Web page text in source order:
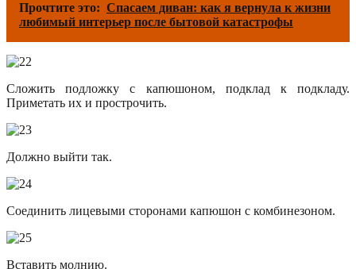
Прочтите это: Спасаем диван: как я вернула к жизни
любимый интерьер после бытовой катастрофы
Сложить подложку с капюшоном, подклад к подкладу.
Приметать их и прострочить.
Должно выйти так.
Соединить лицевыми сторонами капюшон с комбинезоном.
Вставить молнию.